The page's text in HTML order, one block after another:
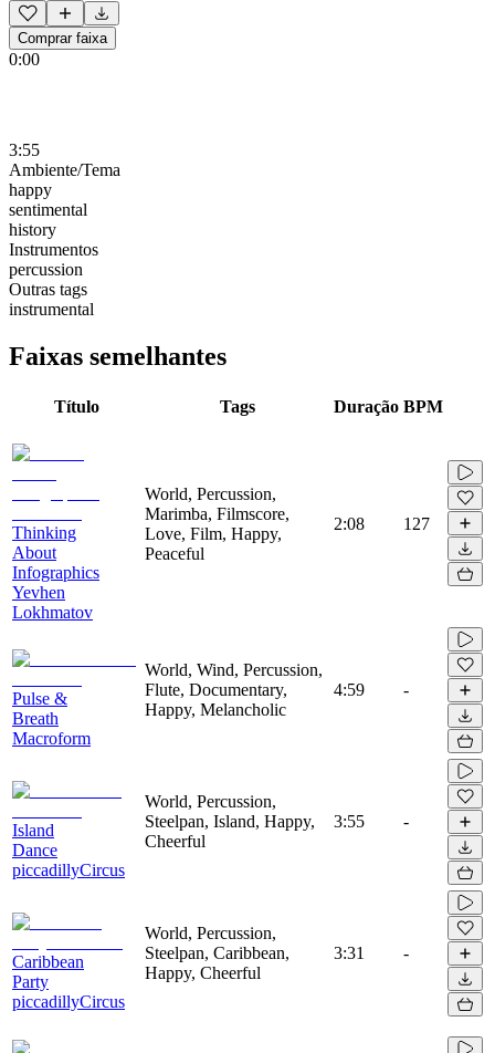
Comprar faixa
0:00
3:55
Ambiente/Tema
happy
sentimental
history
Instrumentos
percussion
Outras tags
instrumental
Faixas semelhantes
Título Tags Duração BPM
Thinking
About
Infographics
Yevhen
Lokhmatov
World, Percussion,
Marimba, Filmscore,
Love, Film, Happy,
Peaceful
2:08 127
Pulse &
Breath
Macroform
World, Wind, Percussion,
Flute, Documentary,
Happy, Melancholic
4:59 -
Island
Dance
piccadillyCircus
World, Percussion,
Steelpan, Island, Happy,
Cheerful
3:55 -
Caribbean
Party
piccadillyCircus
World, Percussion,
Steelpan, Caribbean,
Happy, Cheerful
3:31 -